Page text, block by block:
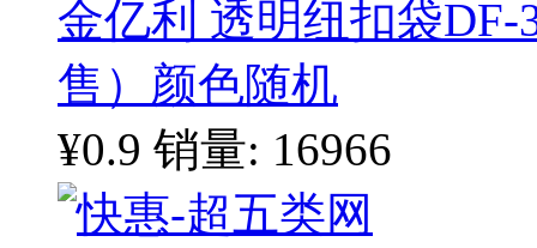
金亿利 透明纽扣袋DF-
售）颜色随机
¥0.9 销量: 16966